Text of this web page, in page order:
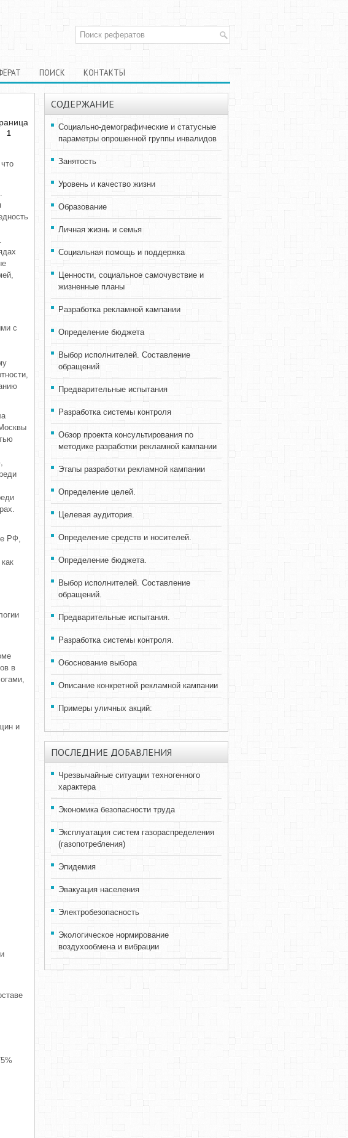
ПОИСК КОНТАКТЫ
1
с
РФ,
в
и
СОДЕРЖАНИЕ
Социально-демографические и статусные
параметры опрошенной группы инвалидов
Занятость
Уровень и качество жизни
Образование
Личная жизнь и семья
Социальная помощь и поддержка
Ценности, социальное самочувствие и
жизненные планы
Разработка рекламной кампании
Определение бюджета
Выбор исполнителей. Составление
обращений
Предварительные испытания
Разработка системы контроля
Обзор проекта консультирования по
методике разработки рекламной кампании
Этапы разработки рекламной кампании
Определение целей.
Целевая аудитория.
Определение средств и носителей.
Определение бюджета.
Выбор исполнителей. Составление
обращений.
Предварительные испытания.
Разработка системы контроля.
Обоснование выбора
Описание конкретной рекламной кампании
Примеры уличных акций:
ПОСЛЕДНИЕ ДОБАВЛЕНИЯ
Чрезвычайные ситуации техногенного
характера
Экономика безопасности труда
Эксплуатация систем газораспределения
(газопотребления)
Эпидемия
Эвакуация населения
Электробезопасность
Экологическое нормирование
воздухообмена и вибрации